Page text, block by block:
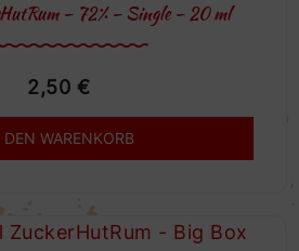
– 72% – Single – 20 ml
2,50 €
DEN WARENKORB